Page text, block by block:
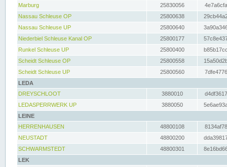
Marburg
25830056
Nassau Schleuse OP
25800638
Nassau Schleuse UP
25800640
Niederbiel Schleuse Kanal OP
25800177
Runkel Schleuse UP
25800400
Scheidt Schleuse OP
25800558
Scheidt Schleuse UP
25800560
LEDA
DREYSCHLOOT
3880010
LEDASPERRWERK UP
3880050
LEINE
HERRENHAUSEN
48800108
NEUSTADT
48800200
SCHWARMSTEDT
48800301
LEK